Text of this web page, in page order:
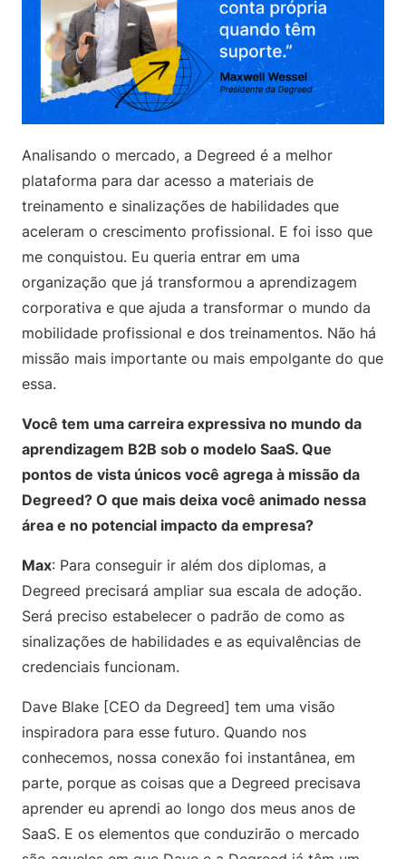
Analisando o mercado, a Degreed é a melhor
plataforma para dar acesso a materiais de
treinamento e sinalizações de habilidades que
aceleram o crescimento profissional. E foi isso que
me conquistou. Eu queria entrar em uma
organização que já transformou a aprendizagem
corporativa e que ajuda a transformar o mundo da
mobilidade profissional e dos treinamentos. Não há
missão mais importante ou mais empolgante do que
essa.
Você tem uma carreira expressiva no mundo da
aprendizagem B2B sob o modelo SaaS. Que
pontos de vista únicos você agrega à missão da
Degreed? O que mais deixa você animado nessa
área e no potencial impacto da empresa?
Max: Para conseguir ir além dos diplomas, a
Degreed precisará ampliar sua escala de adoção.
Será preciso estabelecer o padrão de como as
sinalizações de habilidades e as equivalências de
credenciais funcionam.
Dave Blake [CEO da Degreed] tem uma visão
inspiradora para esse futuro. Quando nos
conhecemos, nossa conexão foi instantânea, em
parte, porque as coisas que a Degreed precisava
aprender eu aprendi ao longo dos meus anos de
SaaS. E os elementos que conduzirão o mercado